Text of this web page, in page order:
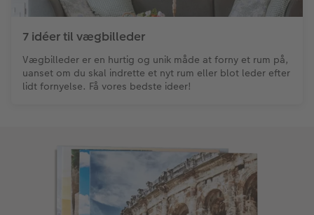
7 idéer til vægbilleder
Vægbilleder er en hurtig og unik måde at forny et rum på,
uanset om du skal indrette et nyt rum eller blot leder efter
lidt fornyelse. Få vores bedste ideer!